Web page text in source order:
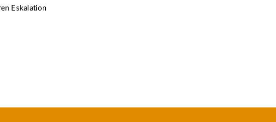
Eskalation